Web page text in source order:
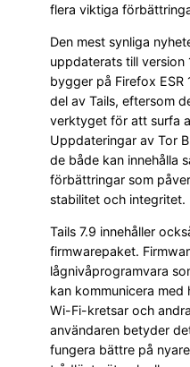
flera viktiga
Den mest synliga
uppdaterats till version
bygger på Firefox ESR
del av Tails, eftersom
verktyget för att surfa
Uppdateringar av Tor
de både kan innehålla
förbättringar som
stabilitet och integritet.
Tails 7.9 innehåller
firmwarepaket.
lågnivåprogramvara
kan kommunicera
Wi-Fi-kretsar och
användaren betyder
fungera bättre på